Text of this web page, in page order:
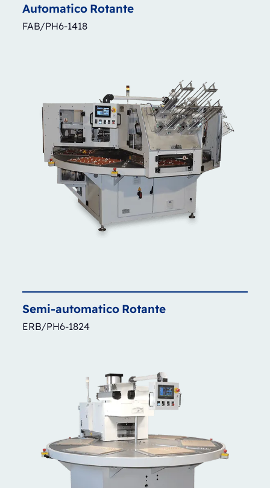
Automatico Rotante
FAB/PH6-1418
Semi-automatico Rotante
ERB/PH6-1824